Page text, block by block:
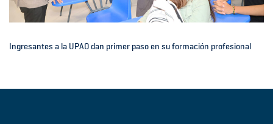
Ingresantes a la UPAO dan primer paso en su formación profesional